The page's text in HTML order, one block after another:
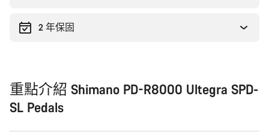
2 年保固
重點介紹 Shimano PD-R8000 Ultegra SPD-
SL Pedals